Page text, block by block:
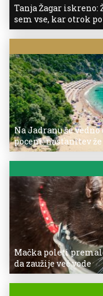
Tanja Žagar
sem vse, kar otrok
Na Jadranu še
poceni: nastanitev že
Mačka poleti
da zaužije več vode